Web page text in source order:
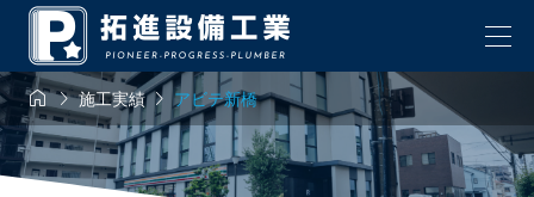
施工実績アビテ新橋